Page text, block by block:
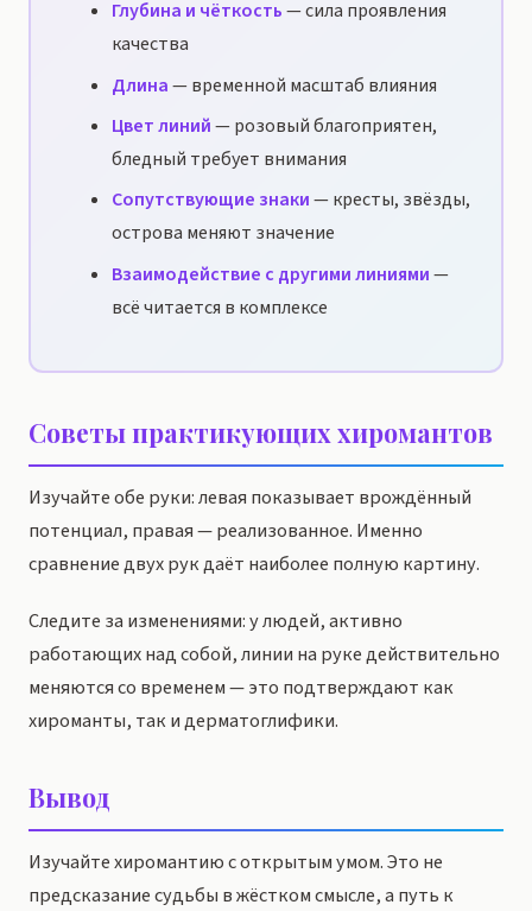
Глубина и чёткость— сила проявления
качества
Длина— временной масштаб влияния
Цвет линий— розовый благоприятен,
бледный требует внимания
Сопутствующие знаки— кресты, звёзды,
острова меняют значение
Взаимодействие с другими линиями—
всё читается в комплексе
Советы практикующих хиромантов
Изучайте обе руки: левая показывает врождённый
потенциал, правая — реализованное. Именно
сравнение двух рук даёт наиболее полную картину.
Следите за изменениями: у людей, активно
работающих над собой, линии на руке действительно
меняются со временем — это подтверждают как
хироманты, так и дерматоглифики.
Вывод
Изучайте хиромантию с открытым умом. Это не
предсказание судьбы в жёстком смысле, а путь к